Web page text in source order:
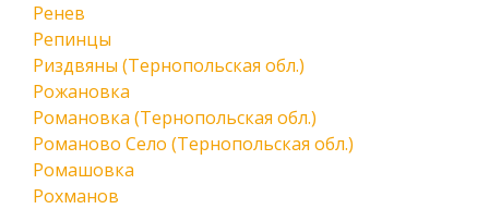
Ренев
Репинцы
Риздвяны (Тернопольская обл.)
Рожановка
Романовка (Тернопольская обл.)
Романово Село (Тернопольская обл.)
Ромашовка
Рохманов